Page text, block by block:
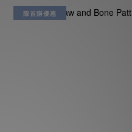
限首購優惠